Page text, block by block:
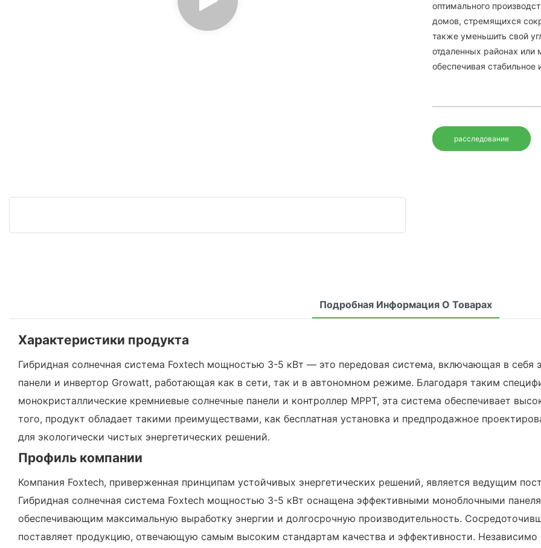
оптимального
домов, стремящихся
также уменьшить свой
отдаленных районах или
обеспечивая
расследование
Подробная Информация О Товарах
Характеристики продукта
Гибридная солнечная система Foxtech мощностью 3-5 кВт — это передовая система, включающая в себя
панели и инвертор Growatt, работающая как в сети, так и в автономном режиме. Благодаря таким
монокристаллические кремниевые солнечные панели и контроллер MPPT, эта система обеспечивает
того, продукт обладает такими преимуществами, как бесплатная установка и предпродажное
для экологически чистых энергетических решений.
Профиль компании
Компания Foxtech, приверженная принципам устойчивых энергетических решений, является ведущим
Гибридная солнечная система Foxtech мощностью 3-5 кВт оснащена эффективными моноблочными
обеспечивающим максимальную выработку энергии и долгосрочную производительность.
поставляет продукцию, отвечающую самым высоким стандартам качества и эффективности.